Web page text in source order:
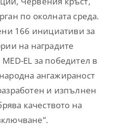
по околната среда.
166 инициативи за
на наградите
EL за победител в
ангажираност
и изпълнен
качеството на